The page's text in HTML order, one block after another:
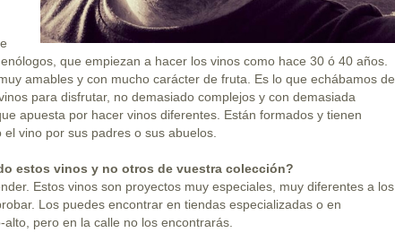
que empiezan a hacer los vinos como hace 30 ó 40 años.
amables y con mucho carácter de fruta. Es lo que echábamos de
para disfrutar, no demasiado complejos y con demasiada
apuesta por hacer vinos diferentes. Están formados y tienen
vino por sus padres o sus abuelos.
estos vinos y no otros de vuestra colección?
Estos vinos son proyectos muy especiales, muy diferentes a los
Los puedes encontrar en tiendas especializadas o en
pero en la calle no los encontrarás.